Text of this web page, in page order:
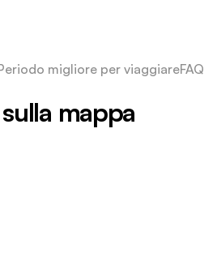
migliore per viaggiareFAQ
mappa